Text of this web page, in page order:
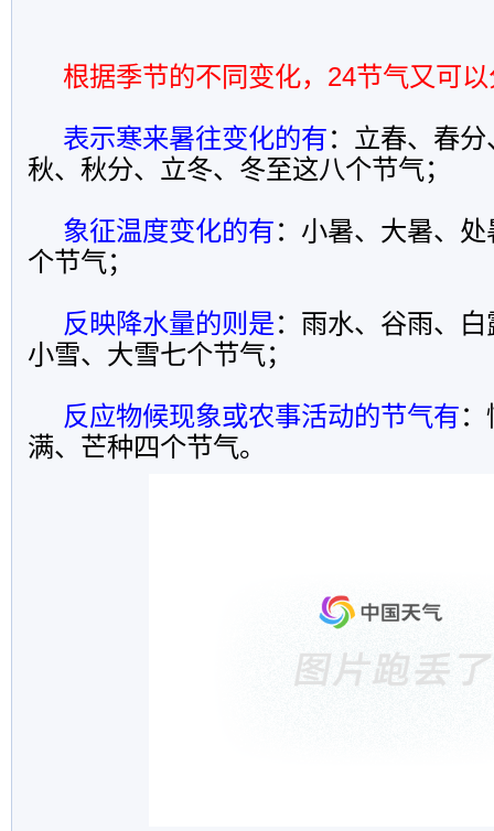
根据季节的不同变化， 24节气又可
表示寒来暑往变化的有：立春、春
秋、秋分、立冬、冬至这八个节气；
象征温度变化的有：小暑、大暑、
个节气；
反映降水量的则是：雨水、谷雨、
小雪、大雪七个节气；
反应物候现象或农事活动的节气有
满、芒种四个节气。